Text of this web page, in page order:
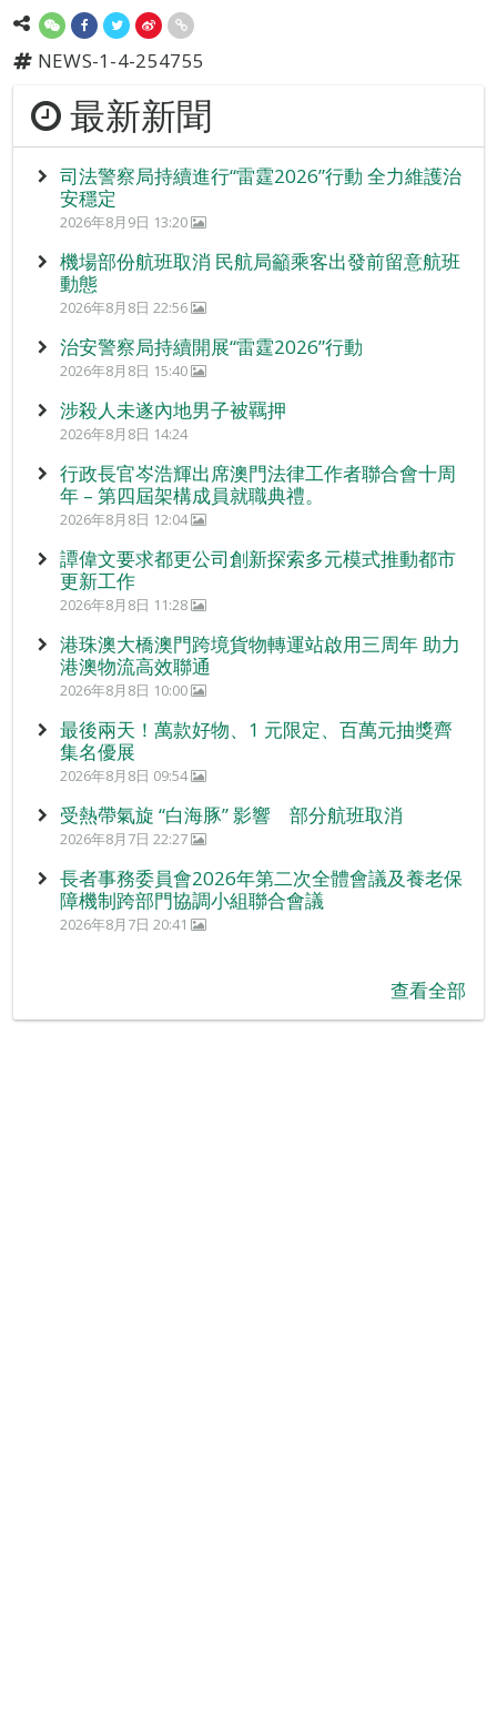
NEWS-1-4-254755
最新新聞
司法警察局持續進行“雷霆2026”行動 全力維護治
安穩定
2026年8月9日 13:20
機場部份航班取消 民航局籲乘客出發前留意航班
動態
2026年8月8日 22:56
治安警察局持續開展“雷霆2026”行動
2026年8月8日 15:40
涉殺人未遂內地男子被羈押
2026年8月8日 14:24
行政長官岑浩輝出席澳門法律工作者聯合會十周
年 – 第四屆架構成員就職典禮。
2026年8月8日 12:04
譚偉文要求都更公司創新探索多元模式推動都市
更新工作
2026年8月8日 11:28
港珠澳大橋澳門跨境貨物轉運站啟用三周年 助力
港澳物流高效聯通
2026年8月8日 10:00
最後兩天！萬款好物、1 元限定、百萬元抽獎齊
集名優展
2026年8月8日 09:54
受熱帶氣旋 “白海豚” 影響 部分航班取消
2026年8月7日 22:27
長者事務委員會2026年第二次全體會議及養老保
障機制跨部門協調小組聯合會議
2026年8月7日 20:41
查看全部